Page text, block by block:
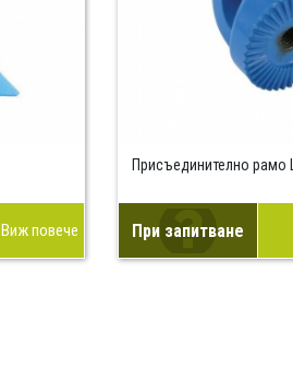
Виж повече
Присъединително рамо
При запитване